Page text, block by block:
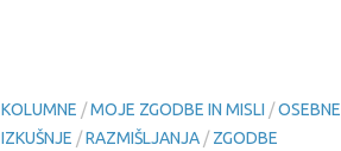
KOLUMNE /MOJE ZGODBE IN MISLI /OSEBNE
IZKUŠNJE /RAZMIŠLJANJA /ZGODBE